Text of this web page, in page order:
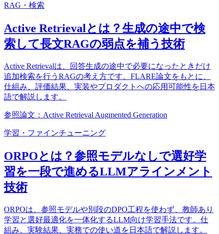
RAG・検索
Active Retrievalとは？生成の途中で検
索して長文RAGの弱点を補う技術
Active Retrievalは、回答生成の途中で必要になったときだけ
追加検索を行うRAGの考え方です。FLARE論文をもとに、
仕組み、評価結果、実装やプロダクトへの応用可能性を日本
語で解説します。
参照論文：Active Retrieval Augmented Generation
学習・ファインチューニング
ORPOとは？参照モデルなしで選好学
習を一段で進めるLLMアラインメント
技術
ORPOは、参照モデルや別段のDPO工程を使わず、教師あり
学習と選好最適化を一体化するLLM向け学習手法です。仕
組み、実験結果、実務での使い道を日本語で解説します。